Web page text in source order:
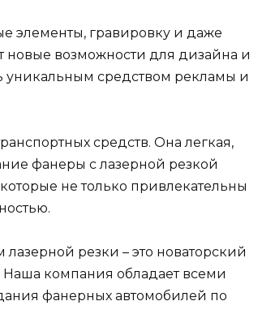
элементы, гравировку и даже
новые возможности для дизайна и
средством рекламы и
средств. Она легкая,
фанеры с лазерной резкой
не только привлекательны
резки – это новаторский
Наша компания обладает всеми
фанерных автомобилей по